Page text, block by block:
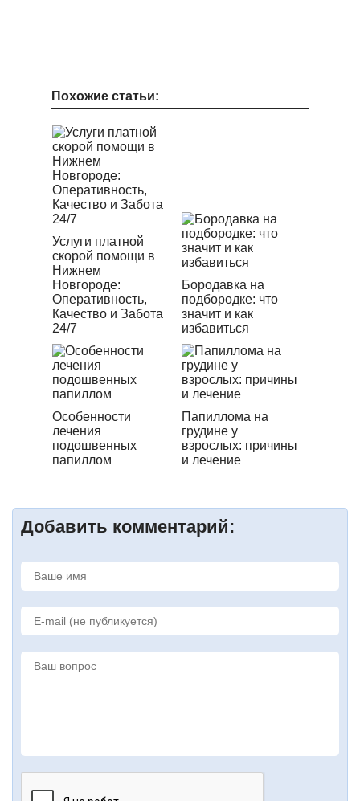
Похожие статьи:
Услуги платной
скорой помощи в
Нижнем
Новгороде:
Оперативность,
Качество и Забота
24/7
Бородавка на
подбородке: что
значит и как
избавиться
Особенности
лечения
подошвенных
папиллом
Папиллома на
грудине у
взрослых: причины
и лечение
Добавить комментарий: